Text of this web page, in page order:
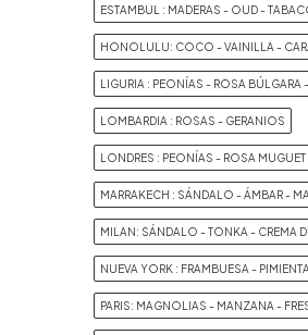
ESTAMBUL : MADERAS - OUD -
HONOLULU: COCO - VAINILLA -
LIGURIA : PEONÍAS - ROSA BÚLGARA
LOMBARDIA : ROSAS - GERANIOS
LONDRES : PEONÍAS - ROSA
MARRAKECH : SÁNDALO - ÁMBAR -
MILAN: SÁNDALO - TONKA - CREMA
NUEVA YORK : FRAMBUESA -
PARIS: MAGNOLIAS - MANZANA -